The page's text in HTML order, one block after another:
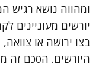
ומהווה נושא רגיש
יורשים מעוניינים
בצו ירושה או
היורשים. הסכם זה